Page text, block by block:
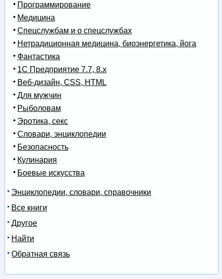
Программирование
Медицина
Спецслужбам и о спецслужбах
Нетрадиционная медицина, биоэнергетика, йога
Фантастика
1С Предприятие 7.7, 8.x
Веб-дизайн, CSS, HTML
Для мужчин
Рыболовам
Эротика, секс
Словари, энциклопедии
Безопасность
Кулинария
Боевые искусства
Энциклопедии, словари, справочники
Все книги
Другое
Найти
Обратная связь